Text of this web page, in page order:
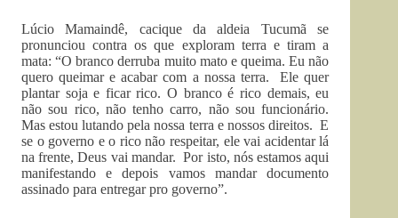
Lúcio Mamaindê, cacique da aldeia Tucumã se
pronunciou contra os que exploram terra e tiram a
mata: “O branco derruba muito mato e queima. Eu não
quero queimar e acabar com a nossa terra. Ele quer
plantar soja e ficar rico. O branco é rico demais, eu
não sou rico, não tenho carro, não sou funcionário.
Mas estou lutando pela nossa terra e nossos direitos. E
se o governo e o rico não respeitar, ele vai acidentar lá
na frente, Deus vai mandar. Por isto, nós estamos aqui
manifestando e depois vamos mandar documento
assinado para entregar pro governo”.